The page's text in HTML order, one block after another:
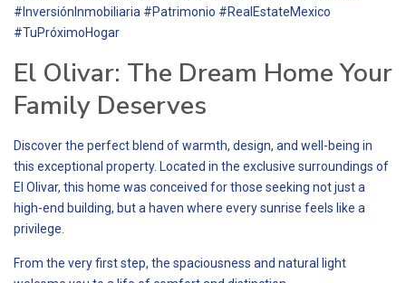
#InversiónInmobiliaria #Patrimonio #RealEstateMexico
#TuPróximoHogar
El Olivar: The Dream Home Your
Family Deserves
Discover the perfect blend of warmth, design, and well-being in
this exceptional property. Located in the exclusive surroundings of
El Olivar, this home was conceived for those seeking not just a
high-end building, but a haven where every sunrise feels like a
privilege.
From the very first step, the spaciousness and natural light